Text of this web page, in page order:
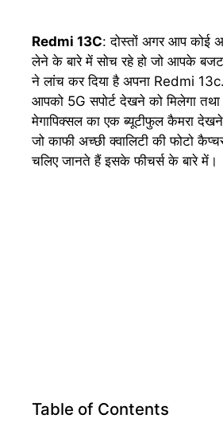
Redmi 13C: दोस्तों अगर आप कोई
लेने के बारे में सोच रहे हो जो आपके
ने लांच कर दिया है अपना Redmi
आपको 5G सपोर्ट देखने को मिलेगा
मेगापिक्सल का एक ब्यूटीफुल कैमरा
जो काफी अच्छी क्वालिटी की फोटो
चलिए जानते हैं इसके फीचर्स के बारे में।
Table of Contents